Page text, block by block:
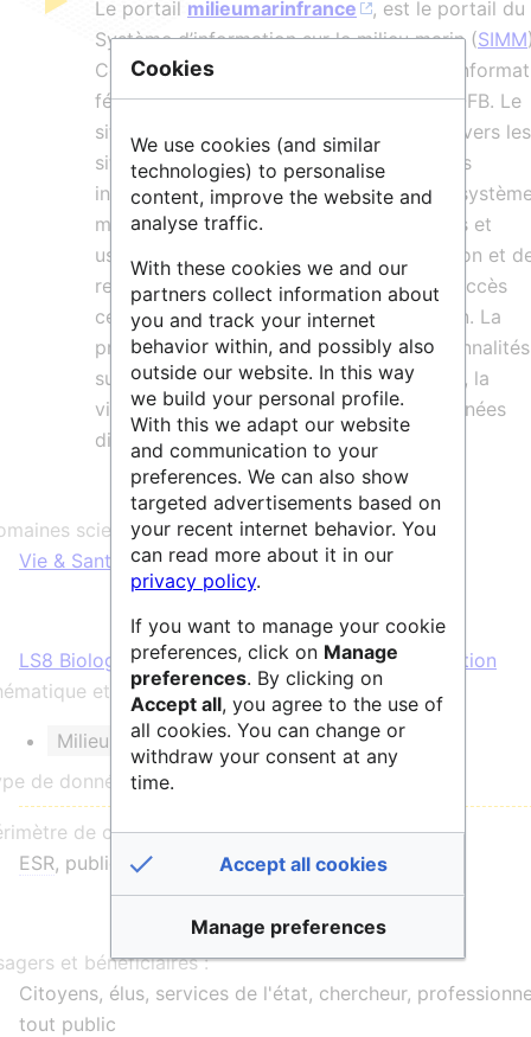
Le portail milieumarinfrance
, est le portail du
Système d’information sur le milieu marin (SIMM
Ce dernier est l’un des trois Systèmes
fédérateurs pilotés techniquement par l’OFB. Le
site milieumarinfrance propose des liens vers les
sites diffusant de la donnée, ainsi que des
informations générales sur l’état des
marins en France, les différentes activités et
usages en mer, et les actions de protection et
restauration du milieu. Son objectif est l’accès
centralisé aux données sur le milieu marin. La
prochaine version proposera des fonctionnalités
supplémentaires permettant la recherche, la
visualisation et le téléchargement de données
directement sur le portail.
scientifiques :
Vie & Santé
LS8 Biologie environnementale, écologie et évolution
et/ou mots clés :
Milieu marin
de données :
de communauté :
ESR, public, national
et bénéficiaires :
Citoyens, élus, services de l'état, chercheur,
tout public
Cookies
We use cookies (and similar
technologies) to personalise
content, improve the website and
analyse traffic.
With these cookies we and our
partners collect information about
you and track your internet
behavior within, and possibly also
outside our website. In this way
we build your personal profile.
With this we adapt our website
and communication to your
preferences. We can also show
targeted advertisements based on
your recent internet behavior. You
can read more about it in our
privacy policy.
If you want to manage your cookie
preferences, click on Manage
preferences. By clicking on
Accept all, you agree to the use of
all cookies. You can change or
withdraw your consent at any
time.
Accept all cookies
Manage preferences